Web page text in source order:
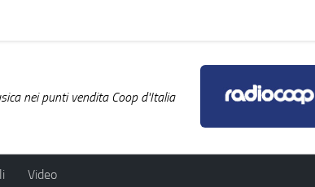
nei punti vendita Coop d'Italia
Video